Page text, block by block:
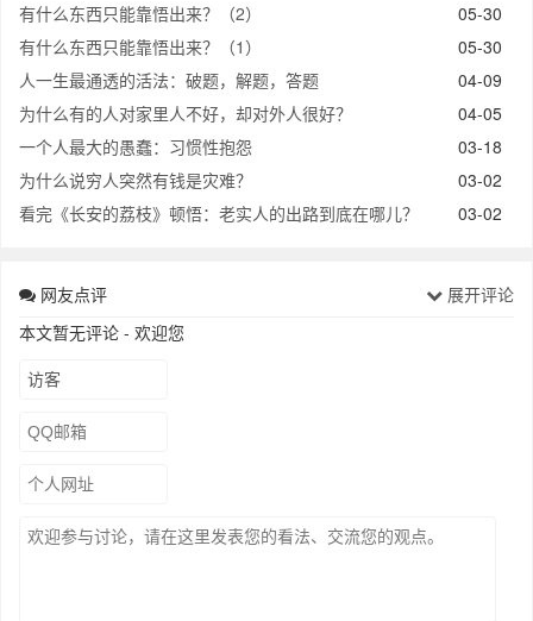
05-30
有什么东西只能靠悟出来？（2）
05-30
有什么东西只能靠悟出来？（1）
04-09
人一生最通透的活法：破题，解题，答题
04-05
为什么有的人对家里人不好，却对外人很好？
03-18
一个人最大的愚蠢：习惯性抱怨
03-02
为什么说穷人突然有钱是灾难？
03-02
看完《长安的荔枝》顿悟：老实人的出路到底在哪儿？
网友点评
展开评论
本文暂无评论 - 欢迎您